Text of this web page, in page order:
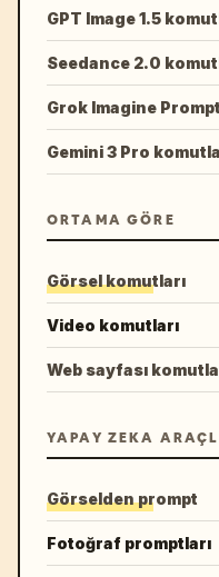
GPT Image 1.5
Seedance 2.0
Grok Imagine
Gemini 3 Pro
ORTAMA GÖRE
Görsel komutları
Video komutları
Web sayfası
YAPAY ZEKA
Görselden prompt
Fotoğraf promptları